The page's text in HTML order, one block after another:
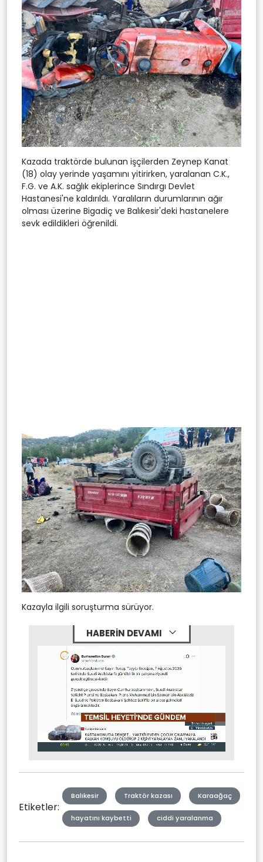
Kazada traktörde bulunan işçilerden Zeynep Kanat
(18) olay yerinde yaşamını yitirirken, yaralanan C.K.,
F.G. ve A.K. sağlık ekiplerince Sındırgı Devlet
Hastanesi'ne kaldırıldı. Yaralıların durumlarının ağır
olması üzerine Bigadiç ve Balıkesir'deki hastanelere
sevk edildikleri öğrenildi.
Kazayla ilgili soruşturma sürüyor.
HABERİN DEVAMI
Mute Stream
Etiketler:
Balıkesir Traktör kazası Karaağaç
hayatını kaybetti ciddi yaralanma